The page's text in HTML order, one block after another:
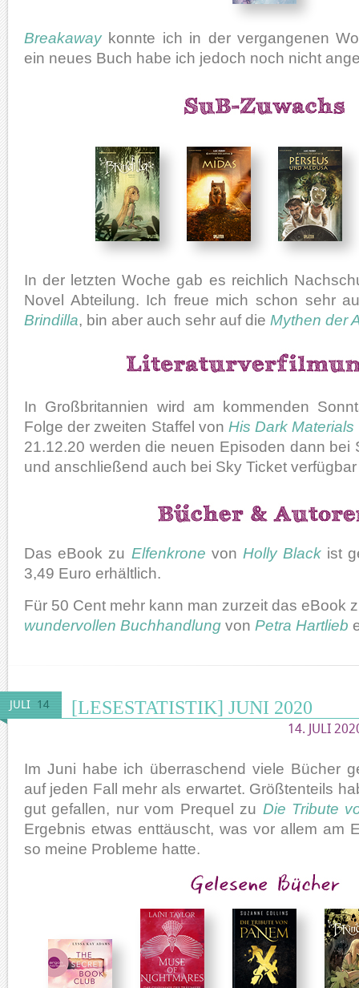
Breakawaykonnte ich in der vergangenen
ein neues Buch habe ich jedoch noch nicht
In der letzten Woche gab es reichlich
Novel Abteilung. Ich freue mich schon sehr
Brindilla, bin aber auch sehr auf die Mythen der
In Großbritannien wird am kommenden
Folge der zweiten Staffel von His Dark Materials
21.12.20 werden die neuen Episoden dann bei
und anschließend auch bei Sky Ticket
Das eBook zu Elfenkrone von Holly Black ist
3,49 Euro erhältlich.
Für 50 Cent mehr kann man zurzeit das eBook
wundervollen Buchhandlung von Petra Hartlieb
JULI 14 [LESESTATISTIK] JUNI 2020
14. JULI
Im Juni habe ich überraschend viele Bücher
auf jeden Fall mehr als erwartet. Größtenteils
gut gefallen, nur vom Prequel zu Die Tribute
Ergebnis etwas enttäuscht, was vor allem am
so meine Probleme hatte.